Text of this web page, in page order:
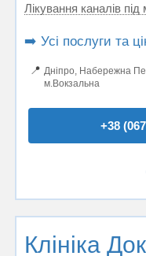
Лікування каналів під
➡️ Усі послуги та
📍 Дніпро, Набережна
м.Вокзальна
+38
Клініка